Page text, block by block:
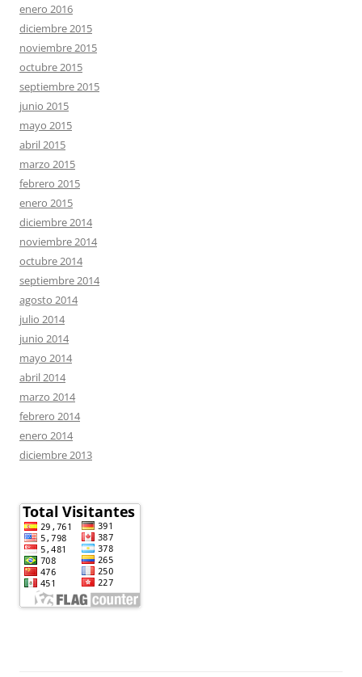
enero 2016
diciembre 2015
noviembre 2015
octubre 2015
septiembre 2015
junio 2015
mayo 2015
abril 2015
marzo 2015
febrero 2015
enero 2015
diciembre 2014
noviembre 2014
octubre 2014
septiembre 2014
agosto 2014
julio 2014
junio 2014
mayo 2014
abril 2014
marzo 2014
febrero 2014
enero 2014
diciembre 2013